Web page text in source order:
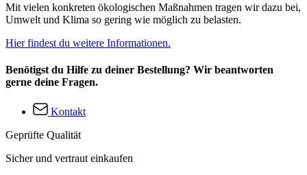
Mit vielen konkreten ökologischen Maßnahmen tragen wir dazu bei,
Umwelt und Klima so gering wie möglich zu belasten.
Hier findest du weitere Informationen.
Benötigst du Hilfe zu deiner Bestellung? Wir beantworten
gerne deine Fragen.
Kontakt
Geprüfte Qualität
Sicher und vertraut einkaufen